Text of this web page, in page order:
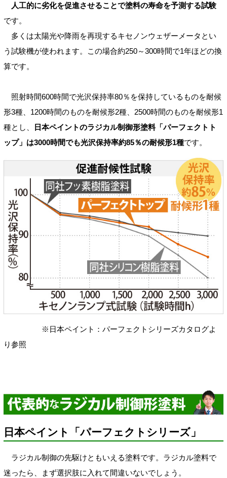
人工的に劣化を促進させることで塗料の寿命を予測する試験
です。
多くは太陽光や降雨を再現するキセノンウェザーメータとい
う試験機が使われます。この場合約250～300時間で1年ほどの換
算です。
照射時間600時間で光沢保持率80％を保持しているものを耐候
形3種、1200時間のものを耐候形2種、2500時間のものを耐候形1
種とし、
日本ペイントのラジカル制御形塗料「パーフェクトト
ップ」は3000時間でも光沢保持率約85％の耐候形1種です。
※日本ペイント：パーフェクトシリーズカタログよ
り参照
日本ペイント「パーフェクトシリーズ」
ラジカル制御の先駆けともいえる塗料です。ラジカル塗料で
迷ったら、まず選択肢に入れて間違いないでしょう。